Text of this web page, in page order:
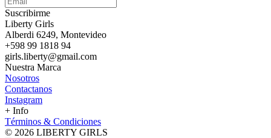
Suscribirme
Liberty Girls
Alberdi 6249, Montevideo
+598 99 1818 94
girls.liberty@gmail.com
Nuestra Marca
Nosotros
Contactanos
Instagram
+ Info
Términos & Condiciones
© 2026 LIBERTY GIRLS